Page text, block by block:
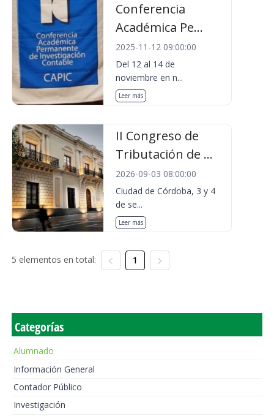
Conferencia
Académica Pe...
2025-11-12 09:00:00
Del 12 al 14 de
noviembre en n...
Leer más
II Congreso de
Tributación de ...
2026-09-03 08:00:00
Ciudad de Córdoba, 3 y 4
de se...
Leer más
5 elementos en total: 1
Categorías
Alumnado
Información General
Contador Público
Investigación